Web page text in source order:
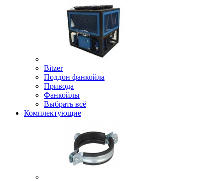
Bitzer
Поддон фанкойла
Привода
Фанкойлы
Выбрать всё
Комплектующие